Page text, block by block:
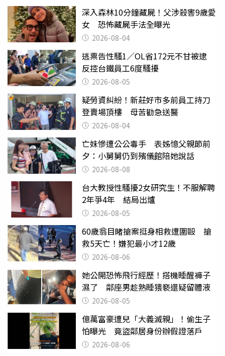
深入森林10分鐘藏屍！父涉殺害9歲愛
女 恐怖藏屍手法全曝光
2026-08-04
逃票告性騷1／OL省172元不甘被逮
反控台鐵員工6度騷擾
2026-08-05
疑勞資糾紛！新莊好市多前員工持刀
登賣場頂樓 母苦勸急送醫
2026-08-04
亡妹慘遭公公毒手 表姊憶父親節前
夕：小舅舅仍到殯儀館陪她說話
2026-08-08
台大教授性騷擾2女研究生！不服解聘
2年爭4年 結局出爐
2026-08-05
60歲翁目睹搶案挺身相救遭圍毆 搶
救5天亡！嫌犯最小才12歲
2026-08-06
她公開恐怖飛行經歷！搭機睡醒褲子
濕了 鄰座男趁熟睡猥褻還疑留體液
2026-08-05
億萬富豪遭兒「大義滅親」！偷生子
怕曝光 竟盜鄰居身份辦假證落戶
2026-08-06